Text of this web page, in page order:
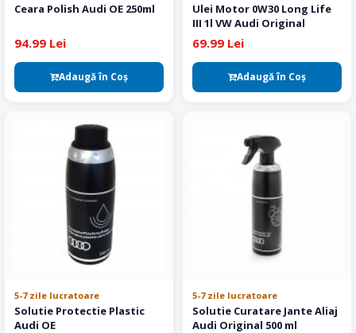
Ceara Polish Audi OE 250ml
94.99 Lei
Adaugă în Coş
Ulei Motor 0W30 Long Life
III 1l VW Audi Original
69.99 Lei
Adaugă în Coş
5-7 zile lucratoare
Solutie Protectie Plastic
Audi OE
5-7 zile lucratoare
Solutie Curatare Jante Aliaj
Audi Original 500 ml